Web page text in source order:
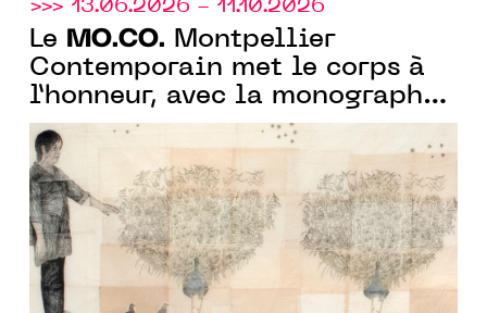
>>> 13.06.2026 - 11.10.2026
Le MO.CO. Montpellier
Contemporain met le corps à
l’honneur, avec la monographie
de Kiki Smith et avec
l'exposition collective "À fleur
de peau"